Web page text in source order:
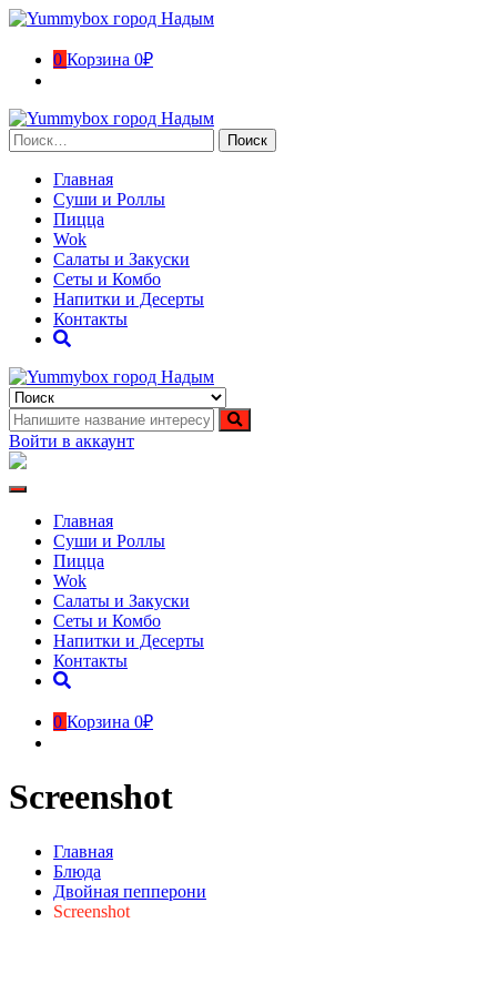
Перейти
содержимому
0 Корзина 0₽
Найти:
Главная
Суши и Роллы
Пицца
Wok
Салаты и Закуски
Сеты и Комбо
Напитки и Десерты
Контакты
Yummybox город Надым
Суши, роллы, пицца, вок в городе Надым. Ямало-Ненецкий
автономный округ
Войти в аккаунт
Главная
Суши и Роллы
Пицца
Wok
Салаты и Закуски
Сеты и Комбо
Напитки и Десерты
Контакты
0 Корзина 0₽
Screenshot
Главная
Блюда
Двойная пепперони
Screenshot